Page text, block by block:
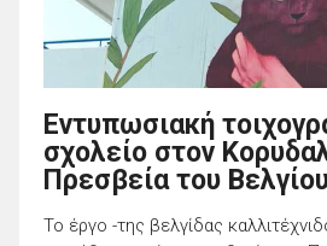
Εντυπωσιακή
σχολείο στον
Πρεσβεία του
Το έργο -της βελγίδας